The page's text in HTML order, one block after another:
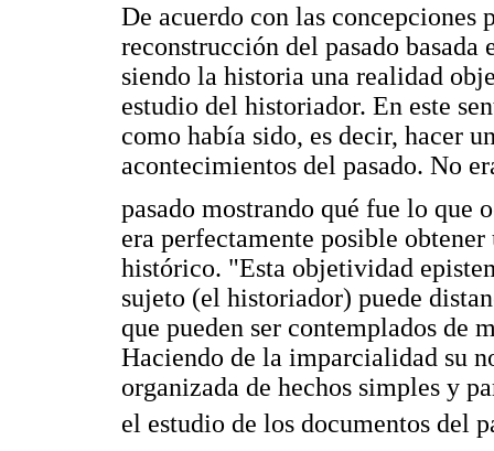
De acuerdo con las
reconstrucción del pasado basada
siendo la historia una realidad
estudio del historiador. En este
como había sido, es decir, hacer
acontecimientos del pasado. No
pasado mostrando qué fue lo que
era perfectamente posible
histórico. "Esta objetividad
sujeto (el historiador) puede
que pueden ser contemplados de
Haciendo de la imparcialidad su
organizada de hechos simples y
el estudio de los documentos del